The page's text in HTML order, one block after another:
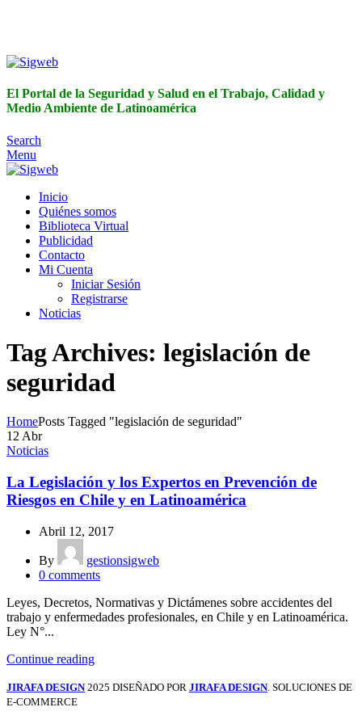
El Portal de la Seguridad y Salud en el Trabajo, Calidad y
Medio Ambiente de Latinoamérica
Search
Menu
Inicio
Quiénes somos
Biblioteca Virtual
Publicidad
Contacto
Mi Cuenta
Iniciar Sesión
Registrarse
Noticias
Tag Archives: legislación de
seguridad
HomePosts Tagged "legislación de seguridad"
12Abr
Noticias
La Legislación y los Expertos en Prevención de
Riesgos en Chile y en Latinoamérica
Abril 12, 2017
By
gestionsigweb
0 comments
Leyes, Decretos, Normativas y Dictámenes sobre accidentes del
trabajo y enfermedades profesionales, en Chile y en Latinoamérica.
Ley N°...
Continue reading
JIRAFA DESIGN 2025 DISEÑADO POR JIRAFA DESIGN. SOLUCIONES DE
E-COMMERCE